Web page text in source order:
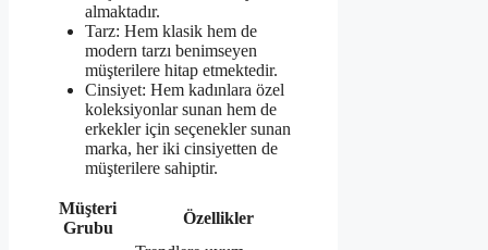
almaktadır.
Tarz: Hem klasik hem de
modern tarzı benimseyen
müşterilere hitap etmektedir.
Cinsiyet: Hem kadınlara özel
koleksiyonlar sunan hem de
erkekler için seçenekler sunan
marka, her iki cinsiyetten de
müşterilere sahiptir.
Müşteri
Grubu
Özellikler